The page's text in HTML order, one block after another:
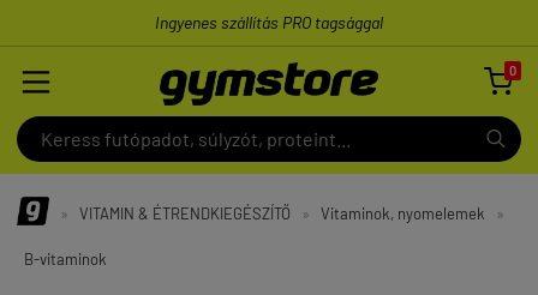
Ingyenes szállítás PRO tagsággal
0

» VITAMIN & ÉTRENDKIEGÉSZÍTŐ » Vitaminok, nyomelemek »
B-vitaminok